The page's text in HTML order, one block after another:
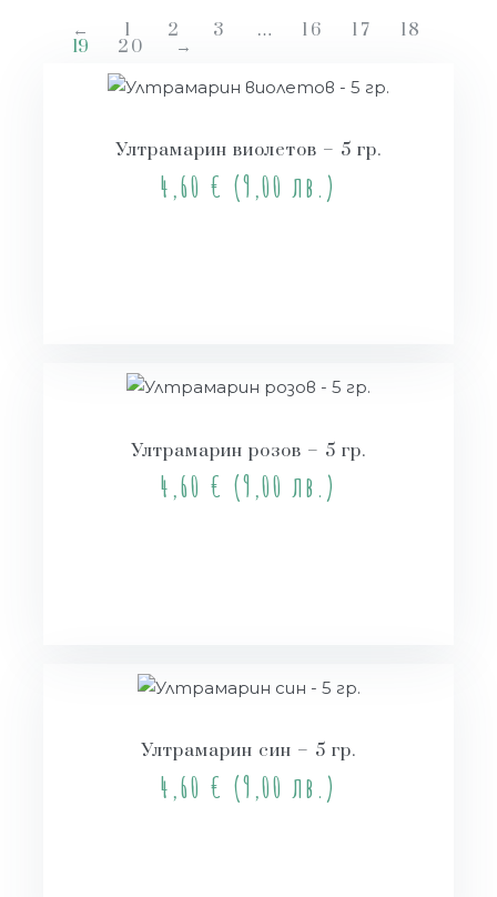
← 1 2 3 … 16 17 18
19 20 →
Ултрамарин виолетов – 5 гр.
4,60 € (9,00 лв.)
Ултрамарин розов – 5 гр.
4,60 € (9,00 лв.)
Ултрамарин син – 5 гр.
4,60 € (9,00 лв.)